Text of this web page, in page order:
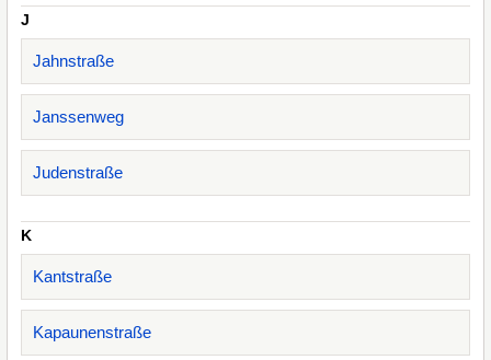
J
Jahnstraße
Janssenweg
Judenstraße
K
Kantstraße
Kapaunenstraße